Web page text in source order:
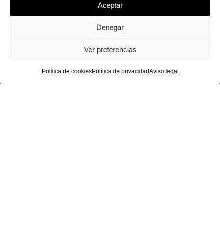
Aceptar
Denegar
Ver preferencias
Política de cookiesPolítica de privacidadAviso legal